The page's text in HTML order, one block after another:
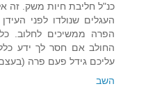
כנ"ל חליבת חיות משק. זה
העגלים שנולדו לפני
הפרה ממשיכים לחלוב.
החולב אם חסר לך ידע
עליכם גידל פעם פרה
השב